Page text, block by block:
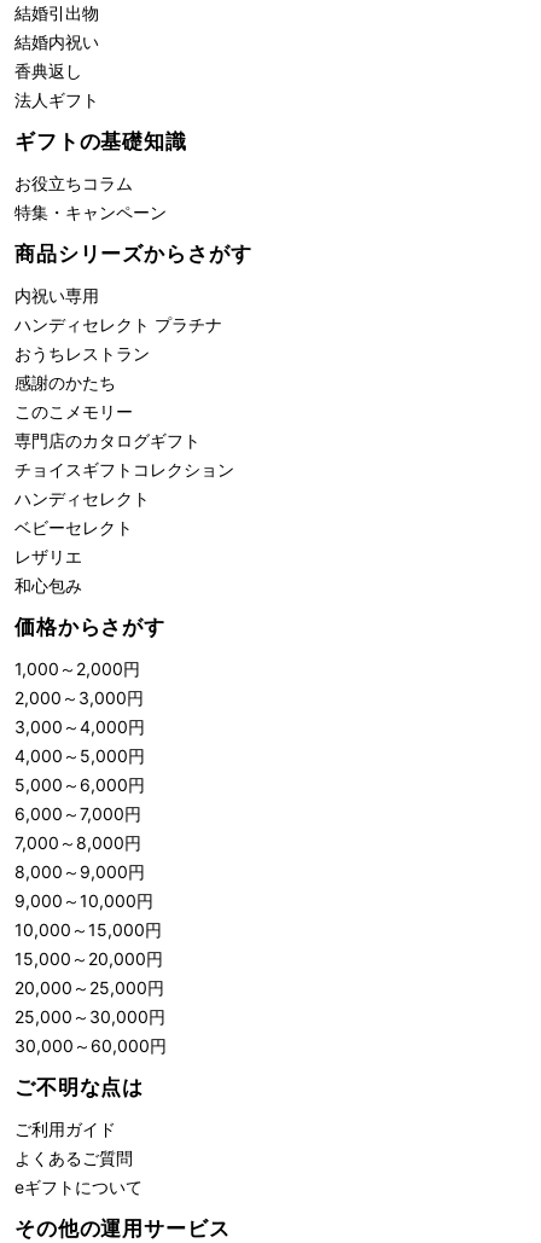
結婚引出物
結婚内祝い
香典返し
法人ギフト
ギフトの基礎知識
お役立ちコラム
特集・キャンペーン
商品シリーズからさがす
内祝い専用
ハンディセレクト プラチナ
おうちレストラン
感謝のかたち
このこメモリー
専門店のカタログギフト
チョイスギフトコレクション
ハンディセレクト
ベビーセレクト
レザリエ
和心包み
価格からさがす
1,000 ～ 2,000円
2,000 ～ 3,000円
3,000 ～4,000円
4,000 ～ 5,000円
5,000 ～ 6,000円
6,000 ～7,000円
7,000 ～8,000円
8,000 ～ 9,000円
9,000 ～10,000円
10,000 ～15,000円
15,000 ～ 20,000円
20,000 ～ 25,000円
25,000 ～ 30,000円
30,000 ～ 60,000円
ご不明な点は
ご利用ガイド
よくあるご質問
eギフトについて
その他の運用サービス